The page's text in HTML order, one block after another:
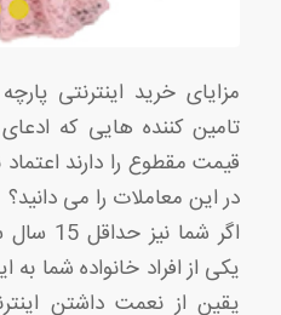
مزایای خرید اینترنتی
تامین کننده هایی که
قیمت مقطوع را دارند
در این معاملات را می دانید؟
اگر
یکی از افراد خانواده شما
یقین از نعمت داشتن